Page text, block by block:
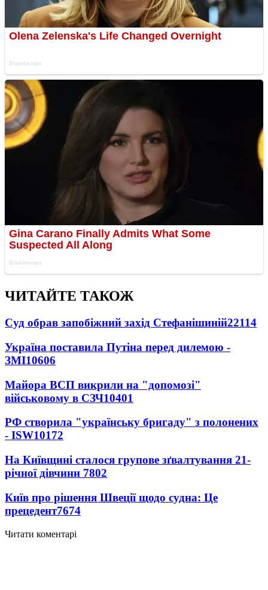
ЧИТАЙТЕ ТАКОЖ
Суд обрав запобіжний захід Стефанішиній22114
Україна поставила Путіна перед дилемою -
ЗМІ10606
Майора ВСП викрили на "допомозі"
військовому в СЗЧ10401
РФ створила "українську бригаду" з полонених
- ISW10172
На Київщині сталося групове зґвалтування 21-
річної дівчини 7802
Київ про рішення Швеції щодо судна: Це
прецедент7674
Читати коментарі